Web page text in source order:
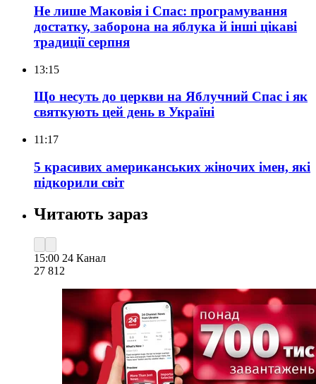
Не лише Маковія і Спас: програмування
достатку, заборона на яблука й інші цікаві
традиції серпня
13:15
Що несуть до церкви на Яблучний Спас і як
святкують цей день в Україні
11:17
5 красивих американських жіночих імен, які
підкорили світ
Читають зараз
15:00 24 Канал
27 812